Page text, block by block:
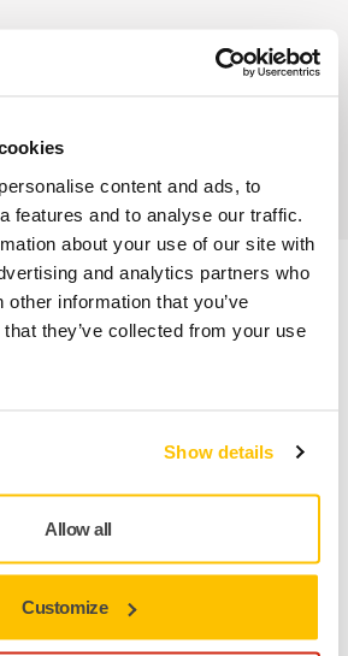
content and ads, to
features and to analyse our traffic.
about your use of our site with
and analytics partners who
information that you’ve
they’ve collected from your use
Show details
Allow all
Customize
professionnels au service d'une
produit
ce plateau de ponçage
efficace des grandes surfaces
d’effort. Son système de fixation
l’abrasif en place, assurant un
sécurité accrue. Compatible avec les
une finition homogène et